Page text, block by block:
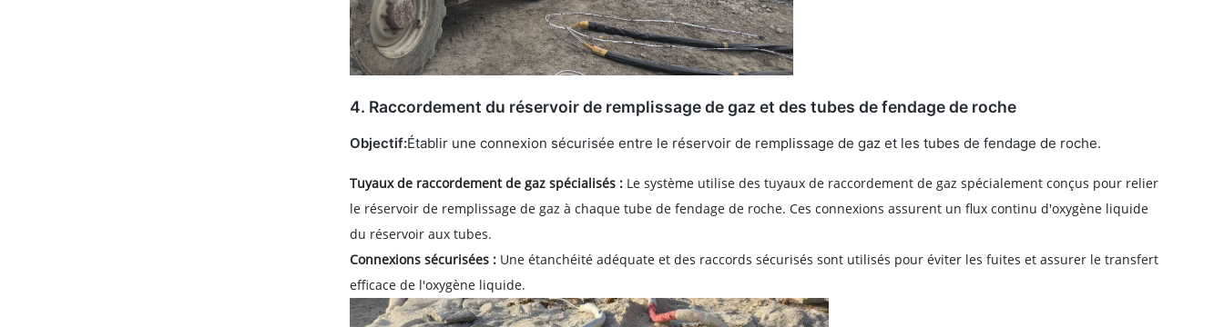
4. Raccordement du réservoir de remplissage de gaz et des tubes de fendage de roche
Objectif:Établir une connexion sécurisée entre le réservoir de remplissage de gaz et les tubes de fendage de roche.
Tuyaux de raccordement de gaz spécialisés : Le système utilise des tuyaux de raccordement de gaz spécialement conçus pour relier
le réservoir de remplissage de gaz à chaque tube de fendage de roche. Ces connexions assurent un flux continu d'oxygène liquide
du réservoir aux tubes.
Connexions sécurisées : Une étanchéité adéquate et des raccords sécurisés sont utilisés pour éviter les fuites et assurer le transfert
efficace de l'oxygène liquide.